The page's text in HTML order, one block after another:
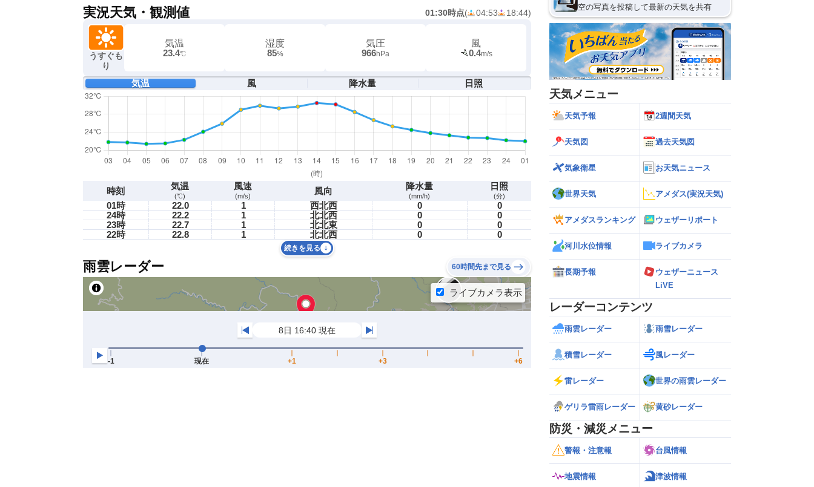
実況天気・観測値 01:30時点( 04:53 18:44)
うすぐも
り
気温
23.4℃
湿度
85%
気圧
966hPa
風
0.4m/s
気温 風 降水量 日照
時刻 気温
(℃)
風速
(m/s) 風向 降水量
(mm/h)
日照
(分)
01時 22.0 1 西北西 0
0
24時
22.2 1 北北西 0
0
23時
22.7 1 北北東 0
0
22時
22.8 1 北北西 0 0
続きを見る
雨雲レーダー 60時間先まで見る
空の写真を投稿して最新の天気を共有
天気メニュー
天気予報 2週間天気
天気図 過去天気図
気象衛星 お天気ニュース
世界天気 アメダス(実況天気)
アメダスランキング ウェザーリポート
河川水位情報 ライブカメラ
長期予報
ウェザーニュース
LiVE
レーダーコンテンツ
雨雲レーダー 雨雪レーダー
積雪レーダー 風レーダー
雷レーダー 世界の雨雲レーダー
ゲリラ雷雨レーダー 黄砂レーダー
防災・減災メニュー
警報・注意報 台風情報
地震情報 津波情報